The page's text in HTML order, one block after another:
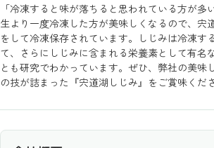
「冷凍すると味が落ちると思われている方が多
生より一度冷凍した方が美味しくなるので、宍
をして冷凍保存されています。しじみは冷凍す
て、さらにしじみに含まれる栄養素として有名
とも研究でわかっています。ぜひ、弊社の美味
の技が詰まった『宍道湖しじみ』をご賞味くだ